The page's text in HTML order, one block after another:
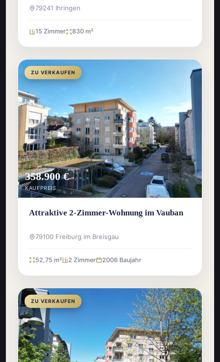
79241 Ihringen
15 Zimmer 830 m²
ZU VERKAUFEN
358.900 €
KAUFPREIS
Attraktive 2-Zimmer-Wohnung im Vauban
79100 Freiburg im Breisgau
52,75 m² 2 Zimmer 2006 Baujahr
ZU VERKAUFEN